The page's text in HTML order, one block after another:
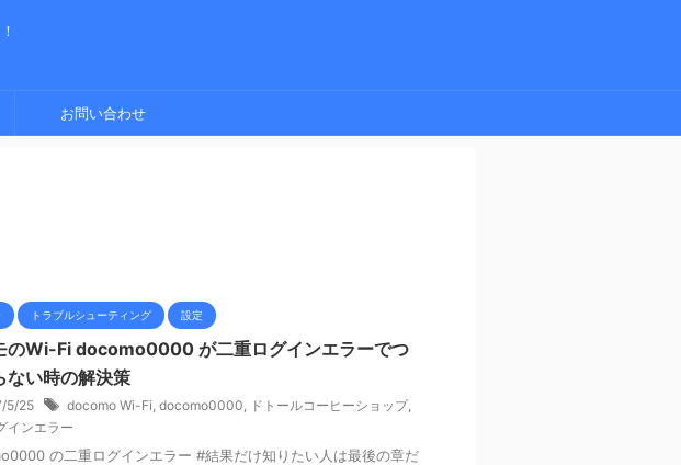
お問い合わせ
トラブルシューティング 設定
のWi-Fi docomo0000 が二重ログインエラーでつ
ない時の解決策
5/25 docomo Wi-Fi, docomo0000, ドトールコーヒーショップ,
インエラー
の二重ログインエラー #結果だけ知りたい人は最後の章だ